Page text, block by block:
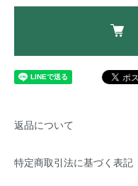
返品について
特定商取引法に基づく表記